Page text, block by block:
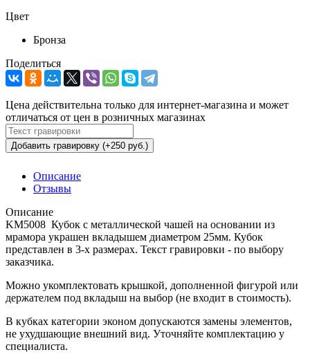
Цвет
Бронза
Поделиться
Цена действительна только для интернет-магазина и может
отличаться от цен в розничных магазинах
Добавить гравировку (+250 руб.)
Описание
Отзывы
Описание
KM5008 Кубок с металлической чашей на основании из
мрамора украшен вкладышем диаметром 25мм. Кубок
представлен в 3-х размерах. Текст гравировки - по выбору
заказчика.
Можно укомплектовать крышкой, дополненной фигурой или
держателем под вкладыш на выбор (не входит в стоимость).
В кубках категории эконом допускаются замены элементов,
не ухудшающие внешний вид. Уточняйте комплектацию у
специалиста.